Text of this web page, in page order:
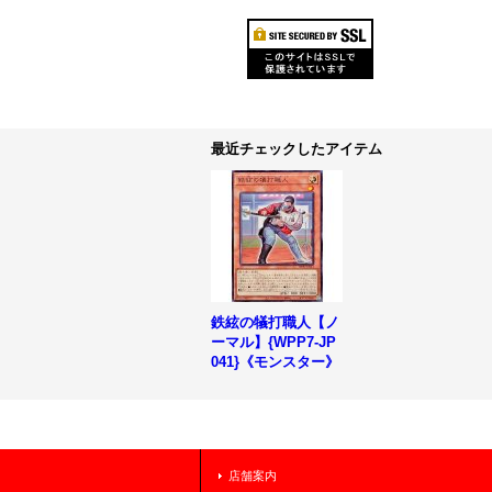
最近チェックしたアイテム
鉄絃の犠打職人【ノ
ーマル】{WPP7-JP
041}《モンスター》
店舗案内